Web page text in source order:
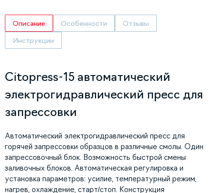
Описание Особенности Отзывы
Инструкции
Citopress-15 автоматический
электрогидравлический пресс для
запрессовки
Автоматический электрогидравлический пресс для
горячей запрессовки образцов в различные смолы. Один
запрессовочный блок. Возможность быстрой смены
заливочных блоков. Автоматическая регулировка и
установка параметров: усилие, температурный режим,
нагрев, охлаждение, старт/стоп. Конструкция